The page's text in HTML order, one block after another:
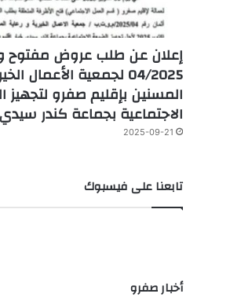
إعلان عن طلب عروض مفتوح
04/2025 لجمعية الأعمال
المسنين بإقليم صفرو لتجهيز
الاجتماعية بجماعة كندر
2025-09-21
تابعنا على فيسبوك
أخبار صفرو